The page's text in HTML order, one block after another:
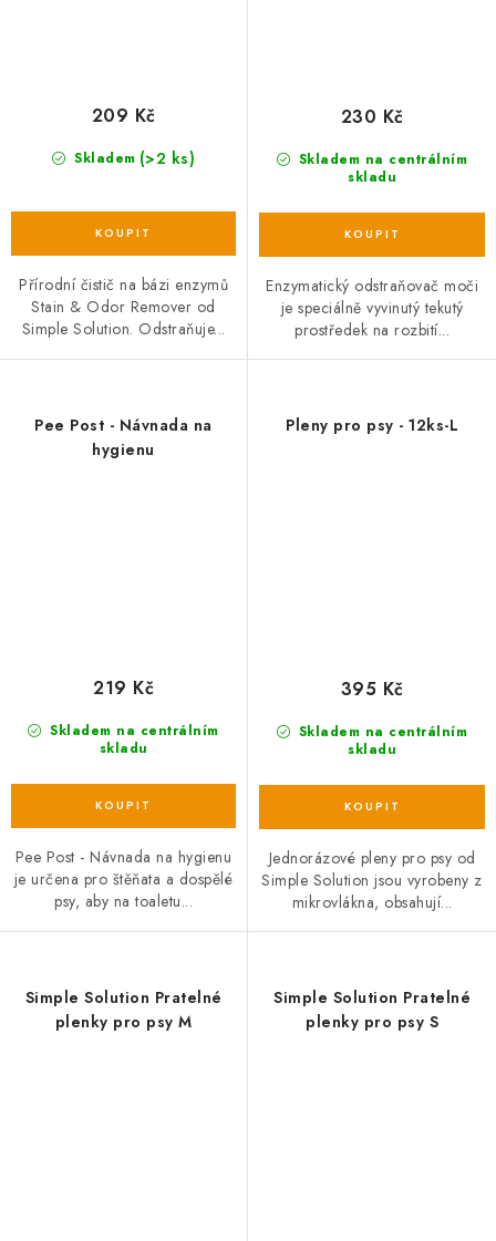
Skladem (>2 ks)
209 Kč
Přírodní čistič na bázi enzymů
Stain & Odor Remover od
Simple Solution. Odstraňuje...
Skladem na centrálním
skladu
230 Kč
Enzymatický odstraňovač moči
je speciálně vyvinutý tekutý
prostředek na rozbití...
Pee Post - Návnada na
hygienu
Skladem na centrálním
skladu
219 Kč
Pee Post - Návnada na hygienu
je určena pro štěňata a dospělé
psy, aby na toaletu...
Pleny pro psy - 12ks-L
Skladem na centrálním
skladu
395 Kč
Jednorázové pleny pro psy od
Simple Solution jsou vyrobeny z
mikrovlákna, obsahují...
Simple Solution Pratelné
plenky pro psy M
Simple Solution Pratelné
plenky pro psy S